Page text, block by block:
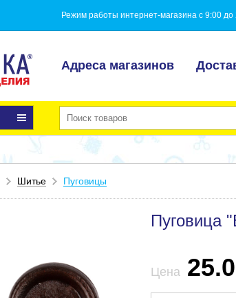
Режим работы интернет-магазина с 9:00
Адреса магазинов
Шитье Пуговицы
Пуговица
Цена